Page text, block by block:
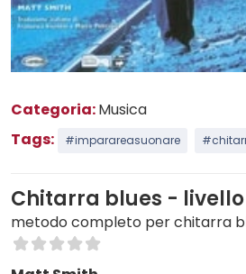
Categoria:Musica
Tags:
#imparareasuonare
Chitarra blues -
metodo completo per chitarra